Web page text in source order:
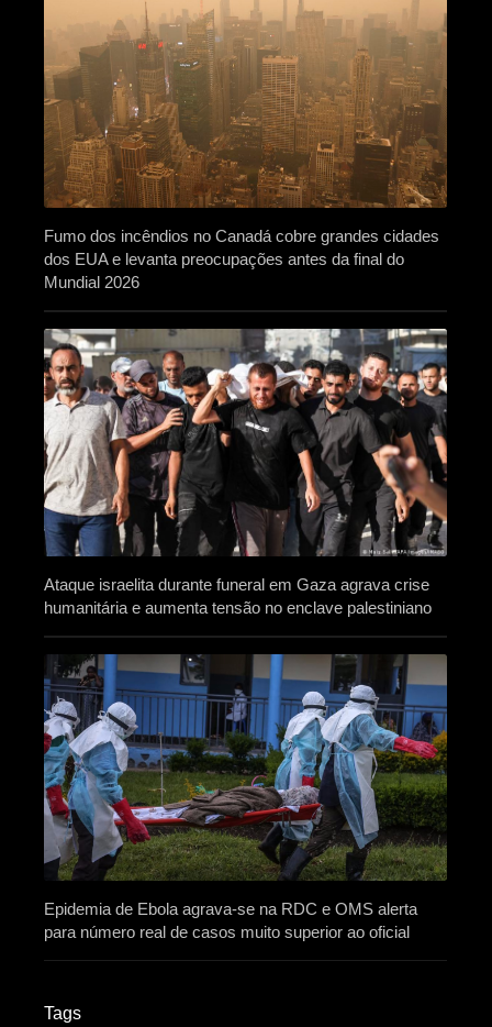
Fumo dos incêndios no Canadá cobre grandes cidades
dos EUA e levanta preocupações antes da final do
Mundial 2026
Ataque israelita durante funeral em Gaza agrava crise
humanitária e aumenta tensão no enclave palestiniano
Epidemia de Ebola agrava-se na RDC e OMS alerta
para número real de casos muito superior ao oficial
Tags